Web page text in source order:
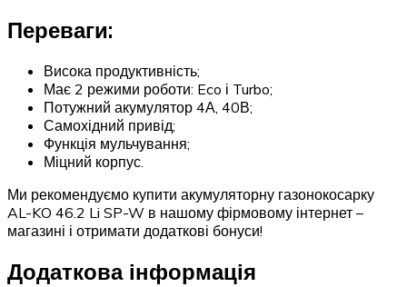
Переваги:
Висока продуктивність;
Має 2 режими роботи: Eco і Turbo;
Потужний акумулятор 4А, 40В;
Самохідний привід;
Функція мульчування;
Міцний корпус.
Ми рекомендуємо купити акумуляторну газонокосарку
AL-KO 46.2 Li SP-W в нашому фірмовому інтернет –
магазині і отримати додаткові бонуси!
Додаткова інформація